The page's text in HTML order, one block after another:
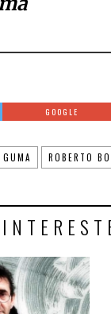
GOOGLE
ROBERTO